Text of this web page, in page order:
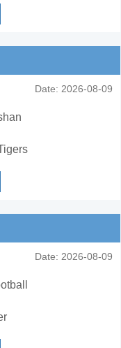
Date: 2026-08-09
Date: 2026-08-09